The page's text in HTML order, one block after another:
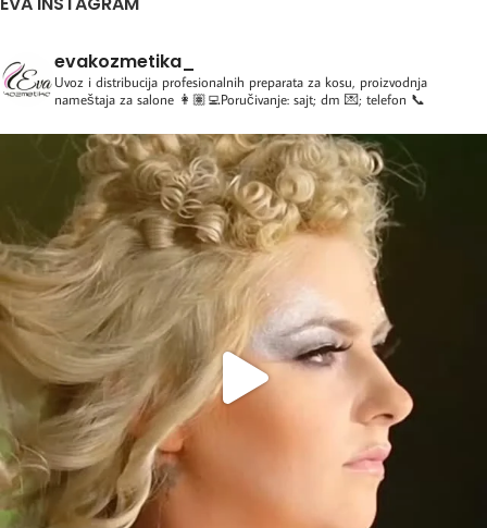
evakozmetika_
Uvoz i distribucija profesionalnih preparata za kosu, proizvodnja
nameštaja za salone 👩🏽‍💻Poručivanje: sajt; dm 💌; telefon 📞